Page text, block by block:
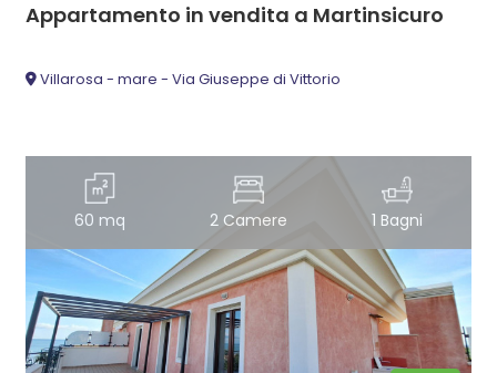
Appartamento in vendita a Martinsicuro
Villarosa - mare - Via Giuseppe di Vittorio
60 mq 2 Camere 1 Bagni